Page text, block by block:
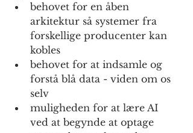
behovet for en åben
arkitektur så systemer fra
forskellige producenter kan
kobles
behovet for at indsamle og
forstå blå data - viden om os
selv
muligheden for at lære AI
ved at begynde at optage